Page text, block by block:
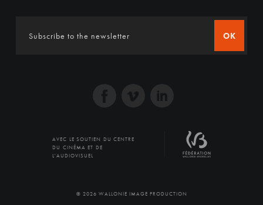
OK
AVEC LE SOUTIEN DU CENTRE
DU CINÉMA ET DE
L'AUDIOVISUEL
© 2026 WALLONIE IMAGE PRODUCTION